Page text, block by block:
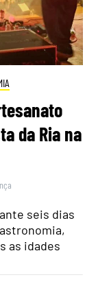
da Ria na
seis dias
as idades